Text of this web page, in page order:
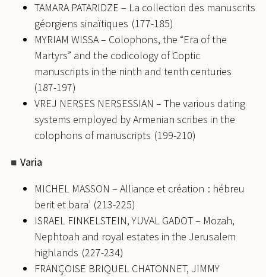
TAMARA PATARIDZE – La collection des manuscrits
géorgiens sinaïtiques (177-185)
MYRIAM WISSA – Colophons, the “Era of the
Martyrs” and the codicology of Coptic
manuscripts in the ninth and tenth centuries
(187-197)
VREJ NERSES NERSESSIAN – The various dating
systems employed by Armenian scribes in the
colophons of manuscripts (199-210)
Varia
MICHEL MASSON – Alliance et création : hébreu
berit et baraʾ (213-225)
ISRAEL FINKELSTEIN, YUVAL GADOT – Mozah,
Nephtoah and royal estates in the Jerusalem
highlands (227-234)
FRANÇOISE BRIQUEL CHATONNET, JIMMY